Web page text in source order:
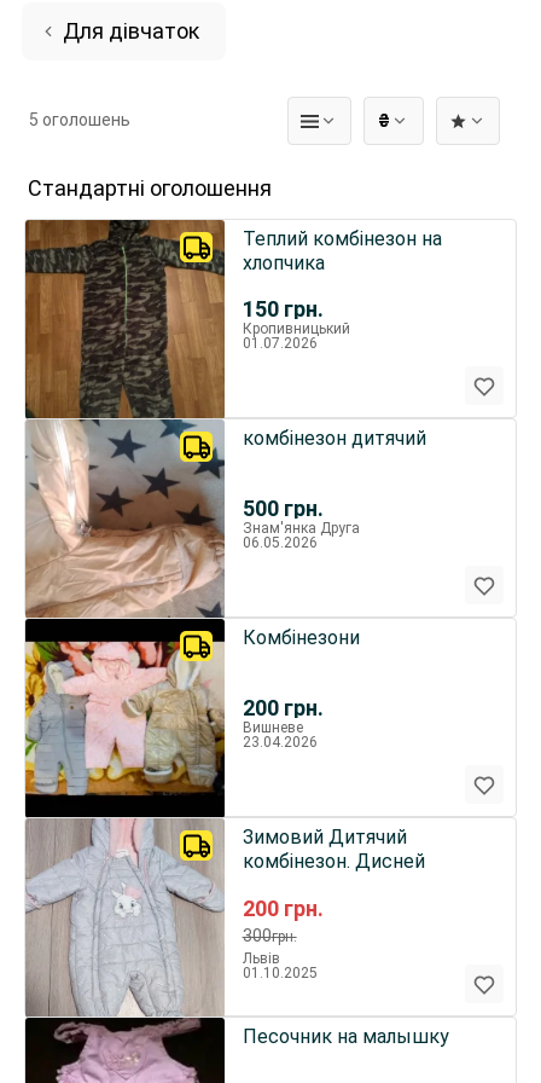
Для дівчаток
₴
5 оголошень
Стандартні оголошення
150 грн.
Теплий комбінезон на
хлопчика
Кропивницький
01.07.2026
500 грн.
комбінезон дитячий
Знам'янка Друга
06.05.2026
200 грн.
Комбінезони
Вишневе
23.04.2026
200 грн.
300грн.
Зимовий Дитячий
комбінезон. Дисней
Львів
01.10.2025
Песочник на малышку